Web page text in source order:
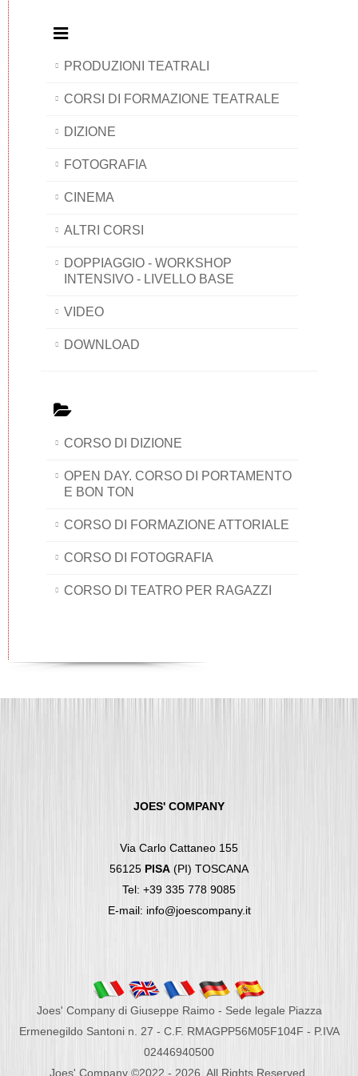
PRODUZIONI TEATRALI
CORSI DI FORMAZIONE TEATRALE
DIZIONE
FOTOGRAFIA
CINEMA
ALTRI CORSI
DOPPIAGGIO - WORKSHOP
INTENSIVO - LIVELLO BASE
VIDEO
DOWNLOAD
CORSO DI DIZIONE
OPEN DAY. CORSO DI PORTAMENTO
E BON TON
CORSO DI FORMAZIONE ATTORIALE
CORSO DI FOTOGRAFIA
CORSO DI TEATRO PER RAGAZZI
JOES' COMPANY
Via Carlo Cattaneo 155
56125 PISA (PI) TOSCANA
Tel: +39 335 778 9085
E-mail: info@joescompany.it
Joes' Company di Giuseppe Raimo - Sede legale Piazza
Ermenegildo Santoni n. 27 - C.F. RMAGPP56M05F104F - P.IVA
02446940500
Joes' Company ©2022 - 2026. All Rights Reserved.